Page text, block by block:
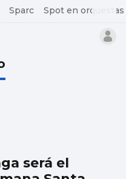
Sparc Spot en orquestas
será el